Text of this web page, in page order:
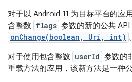
对于以 Android 11 为目标平台的应
含整数 flags 参数的新的公共 API
onChange(boolean, Uri, int) 。
对于使用包含整数 userId 参数的
重载方法的应用，该新方法是一种公